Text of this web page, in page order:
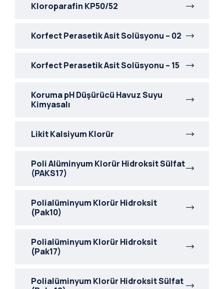
Kloroparafin KP50/52
Korfect Perasetik Asit Solüsyonu – 02
Korfect Perasetik Asit Solüsyonu – 15
Koruma pH Düşürücü Havuz Suyu
Kimyasalı
Likit Kalsiyum Klorür
Poli Alüminyum Klorür Hidroksit Sülfat
(PAKS17)
Polialüminyum Klorür Hidroksit
(Pak10)
Polialüminyum Klorür Hidroksit
(Pak17)
Polialüminyum Klorür Hidroksit Sülfat